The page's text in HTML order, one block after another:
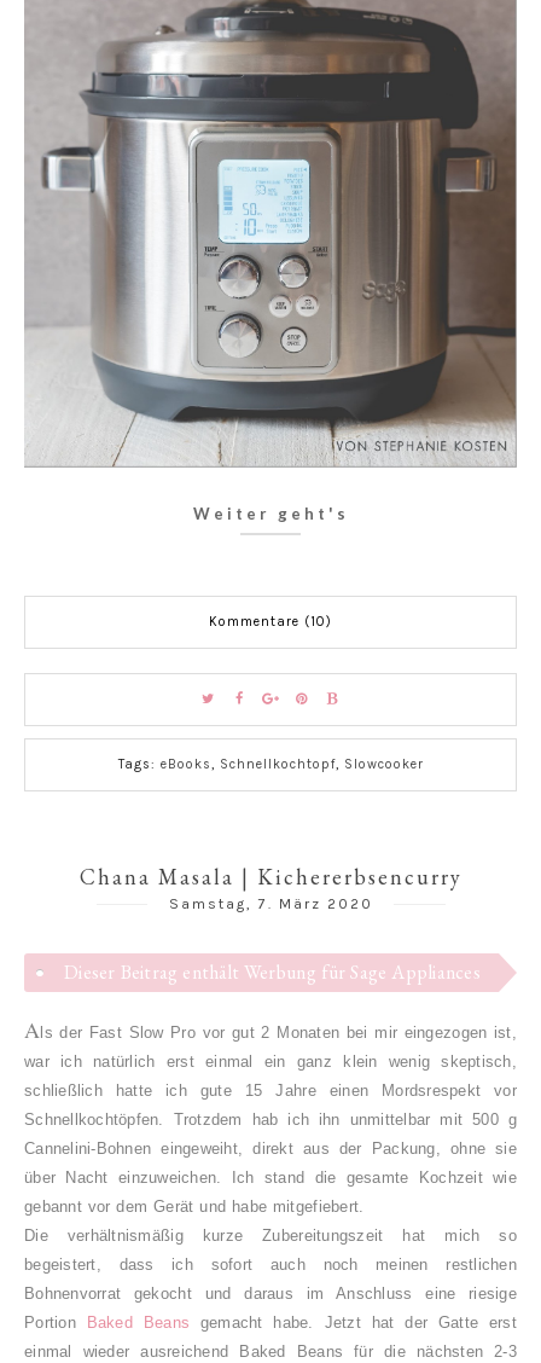
Weiter geht's
Kommentare (10)
Tags: eBooks, Schnellkochtopf, Slowcooker
Chana Masala | Kichererbsencurry
Samstag, 7. März 2020
Dieser Beitrag enthält Werbung für Sage Appliances
A ls der Fast Slow Pro vor gut 2 Monaten bei mir eingezogen ist,
war ich natürlich erst einmal ein ganz klein wenig skeptisch,
schließlich hatte ich gute 15 Jahre einen Mordsrespekt vor
Schnellkochtöpfen. Trotzdem hab ich ihn unmittelbar mit 500 g
Cannelini-Bohnen eingeweiht, direkt aus der Packung, ohne sie
über Nacht einzuweichen. Ich stand die gesamte Kochzeit wie
gebannt vor dem Gerät und habe mitgefiebert.
Die verhältnismäßig kurze Zubereitungszeit hat mich so
begeistert, dass ich sofort auch noch meinen restlichen
Bohnenvorrat gekocht und daraus im Anschluss eine riesige
Portion
Baked Beans gemacht habe. Jetzt hat der Gatte erst
einmal wieder ausreichend Baked Beans für die nächsten 2-3